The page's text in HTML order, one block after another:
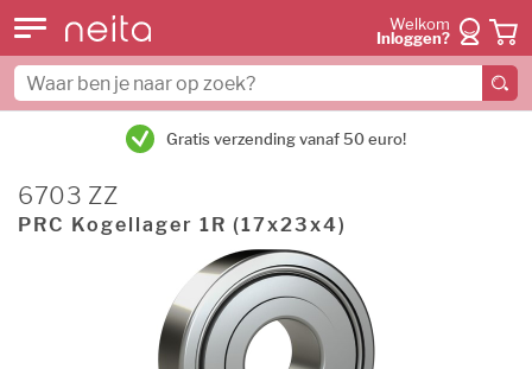
Welkom
Inloggen?
Gratis verzending vanaf 50 euro!
6703 ZZ
PRC Kogellager 1R (17x23x4)